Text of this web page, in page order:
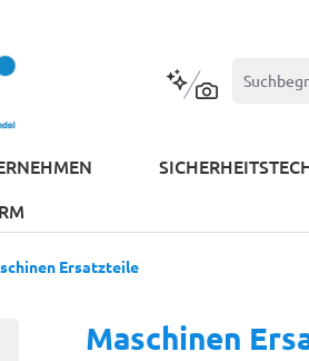
Kontextbasierte
Ersatzteile
Maschinen